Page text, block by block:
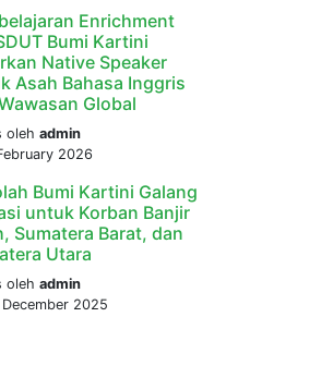
Enrichment
Bumi Kartini
Native Speaker
Asah Bahasa Inggris
Global
oleh admin
2026
Bumi Kartini Galang
untuk Korban Banjir
Sumatera Barat, dan
Utara
oleh admin
December 2025